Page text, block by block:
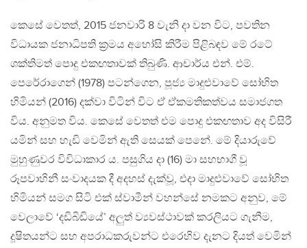
කෙසේ වෙතත්, 2015 ජනවාරි 8 වැනි දා වන විට, පවතින
විධායක ජනාධිපති ක්‍රමය අහෝසි කිරීම පිළිබඳව මේ රටේ
ශක්තිමත් පොදු එකඟතාවක් තිබුණි. ආචාර්ය එන්. එම්.
පෙරේරාගෙන් (1978) පටන්ගෙන, පූජ්‍ය මාදුළුවාවේ සෝභිත
හිමියන් (2016) දක්වා විටින් විට ඒ ඒකමතිකත්වය සමාජගත
විය. අනුමත විය. කෙසේ වෙතත් එම පොදු එකඟතාව අද විසිරී
යමින් සහ හැඩි වෙමින් ඇති සෙයක් පෙනේ. මේ දියාරුවේ
මුහුණුවර විවිධාකාර ය. පසුගිය දා (16) මා සහභාගී වූ
රූපවාහිනී සංවාදයක දී අදහස් දැක්වූ, එදා මාදුළුවාවේ සෝභිත
හිමියන් සමග සිටි එක් ස්වාමීන් වහන්සේ නමකට අනුව, මේ
වෙලාවේ ‘දඩිබිඩියේ’ අලුත් ව්‍යවස්ථාවක් කරලියට ගැනීම,
දූෂිතයන්ට සහ අපරාධකරුවන්ට එරෙහිව දැනට දියත් වෙමින්